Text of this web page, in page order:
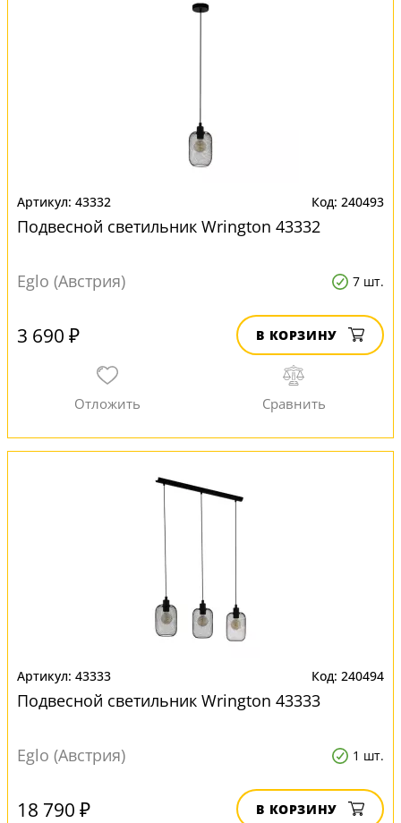
43332 240493
Подвесной светильник Wrington 43332
Eglo (Австрия) 7 шт.
3 690 ₽ В КОРЗИНУ
43333 240494
Подвесной светильник Wrington 43333
Eglo (Австрия) 1 шт.
18 790 ₽ В КОРЗИНУ